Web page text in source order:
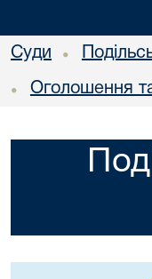
Суди •
• Оголошення